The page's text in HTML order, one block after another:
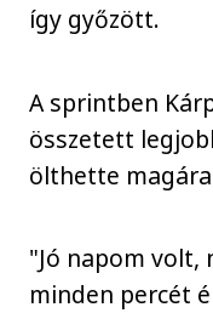
így győzött.
A sprintben
összetett
ölthette
"Jó napom volt,
minden percét